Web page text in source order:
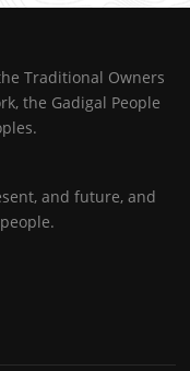
Traditional Owners
the Gadigal People
and future, and